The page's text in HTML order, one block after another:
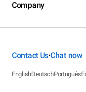
Company
Contact Us•Chat now
EnglishDeutschPortuguês